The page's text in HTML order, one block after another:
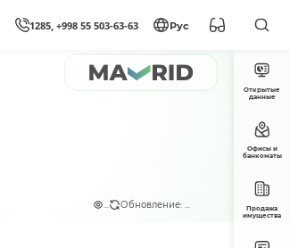
1285, +998 55 503-63-63 Рус
Обновление: ...
Открытые
данные
Офисы и
банкоматы
Продажа
имущества